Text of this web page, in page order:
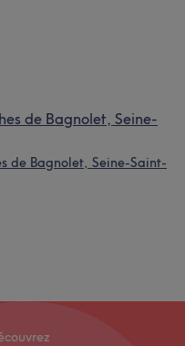
de Bagnolet, Seine-
de Bagnolet, Seine-Saint-